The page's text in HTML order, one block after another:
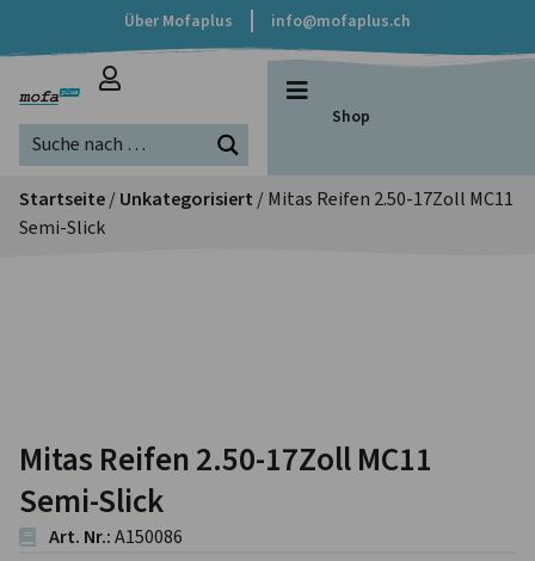
Über Mofaplus info@mofaplus.ch
Shop
Startseite/Unkategorisiert / Mitas Reifen 2.50-17Zoll MC11
Semi-Slick
Mitas Reifen 2.50-17Zoll MC11
Semi-Slick
Art. Nr.:A150086